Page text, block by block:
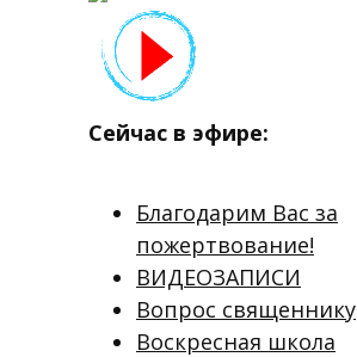
Сейчас в эфире:
Благодарим Вас за
пожертвование!
ВИДЕОЗАПИСИ
Вопрос священнику
Воскресная школа